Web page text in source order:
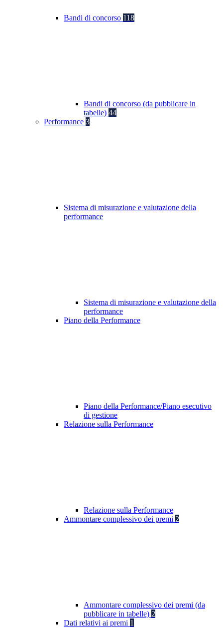
Bandi di concorso 118
Bandi di concorso (da pubblicare in
tabelle) 44
Performance 3
Sistema di misurazione e valutazione della
performance
Sistema di misurazione e valutazione della
performance
Piano della Performance
Piano della Performance/Piano esecutivo
di gestione
Relazione sulla Performance
Relazione sulla Performance
Ammontare complessivo dei premi 2
Ammontare complessivo dei premi (da
pubblicare in tabelle) 2
Dati relativi ai premi 1